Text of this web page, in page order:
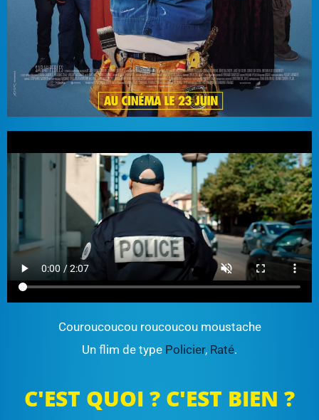
Couroucoucou roucoucou moustache
Un flim de type Policier, Raté.
C'EST QUOI ? C'EST BIEN ?